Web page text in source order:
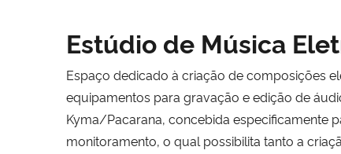
Estúdio de Música
Espaço dedicado à criação de composições
equipamentos para gravação e edição de
Kyma/Pacarana, concebida especificamente
monitoramento, o qual possibilita tanto a